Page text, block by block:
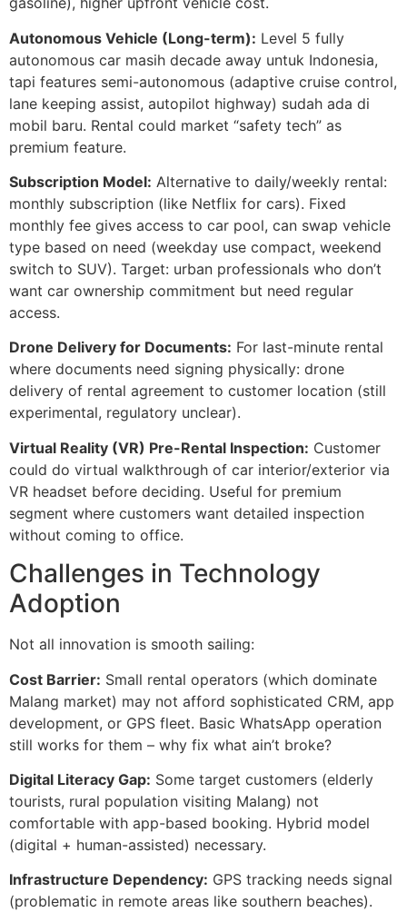
Autonomous Vehicle (Long-term): Level 5 fully
autonomous car masih decade away untuk Indonesia,
tapi features semi-autonomous (adaptive cruise control,
lane keeping assist, autopilot highway) sudah ada di
mobil baru. Rental could market “safety tech” as
premium feature.
Subscription Model: Alternative to daily/weekly rental:
monthly subscription (like Netflix for cars). Fixed
monthly fee gives access to car pool, can swap vehicle
type based on need (weekday use compact, weekend
switch to SUV). Target: urban professionals who don’t
want car ownership commitment but need regular
access.
Drone Delivery for Documents: For last-minute rental
where documents need signing physically: drone
delivery of rental agreement to customer location (still
experimental, regulatory unclear).
Virtual Reality (VR) Pre-Rental Inspection: Customer
could do virtual walkthrough of car interior/exterior via
VR headset before deciding. Useful for premium
segment where customers want detailed inspection
without coming to office.
Challenges in Technology
Adoption
Not all innovation is smooth sailing:
Cost Barrier: Small rental operators (which dominate
Malang market) may not afford sophisticated CRM, app
development, or GPS fleet. Basic WhatsApp operation
still works for them – why fix what ain’t broke?
Digital Literacy Gap: Some target customers (elderly
tourists, rural population visiting Malang) not
comfortable with app-based booking. Hybrid model
(digital + human-assisted) necessary.
Infrastructure Dependency: GPS tracking needs signal
(problematic in remote areas like southern beaches).